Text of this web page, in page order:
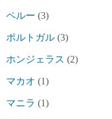
ペルー (3)
ポルトガル (3)
ホンジェラス (2)
マカオ (1)
マニラ (1)